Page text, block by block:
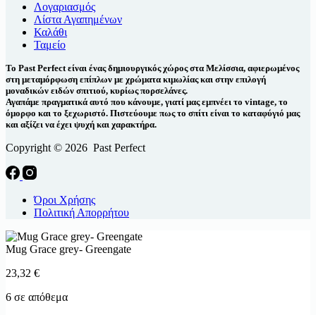
Λογαριασμός
Λίστα Αγαπημένων
Καλάθι
Ταμείο
Το Past Perfect είναι ένας δημιουργικός χώρος στα Μελίσσια, αφιερωμένος
στη μεταμόρφωση επίπλων με χρώματα κιμωλίας και στην επιλογή
μοναδικών ειδών σπιτιού, κυρίως πορσελάνες.
Αγαπάμε πραγματικά αυτό που κάνουμε, γιατί μας εμπνέει το vintage, το
όμορφο και το ξεχωριστό. Πιστεύουμε πως το σπίτι είναι το καταφύγιό μας
και αξίζει να έχει ψυχή και χαρακτήρα.
Copyright © 2026 Past Perfect
Όροι Χρήσης
Πολιτική Απορρήτου
Mug Grace grey- Greengate
23,32 €
6 σε απόθεμα